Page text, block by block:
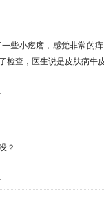
小疙瘩，感觉非常的痒
检查，医生说是皮肤病牛
？